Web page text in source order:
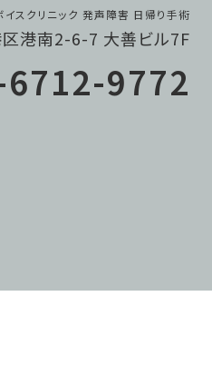
スクリニック 発声障害 日帰り手術
港南2-6-7 大善ビル7F
9772